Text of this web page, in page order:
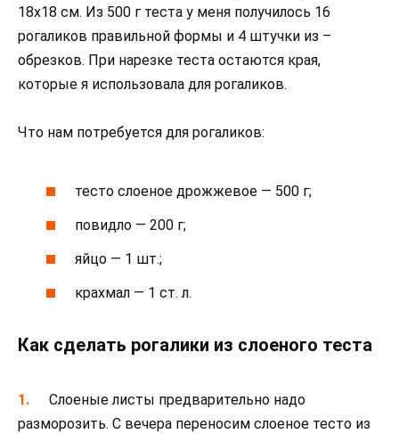
18х18 см. Из 500 г теста у меня получилось 16
рогаликов правильной формы и 4 штучки из –
обрезков. При нарезке теста остаются края,
которые я использовала для рогаликов.
Что нам потребуется для рогаликов:
тесто слоеное дрожжевое — 500 г;
повидло — 200 г;
яйцо — 1 шт.;
крахмал — 1 ст. л.
Как сделать рогалики из слоеного теста
Слоеные листы предварительно надо
разморозить. С вечера переносим слоеное тесто из